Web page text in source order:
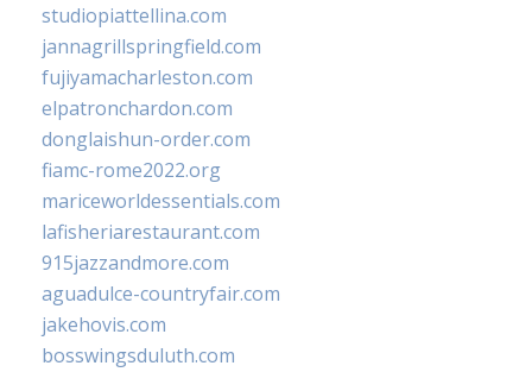
studiopiattellina.com
jannagrillspringfield.com
fujiyamacharleston.com
elpatronchardon.com
donglaishun-order.com
fiamc-rome2022.org
mariceworldessentials.com
lafisheriarestaurant.com
915jazzandmore.com
aguadulce-countryfair.com
jakehovis.com
bosswingsduluth.com